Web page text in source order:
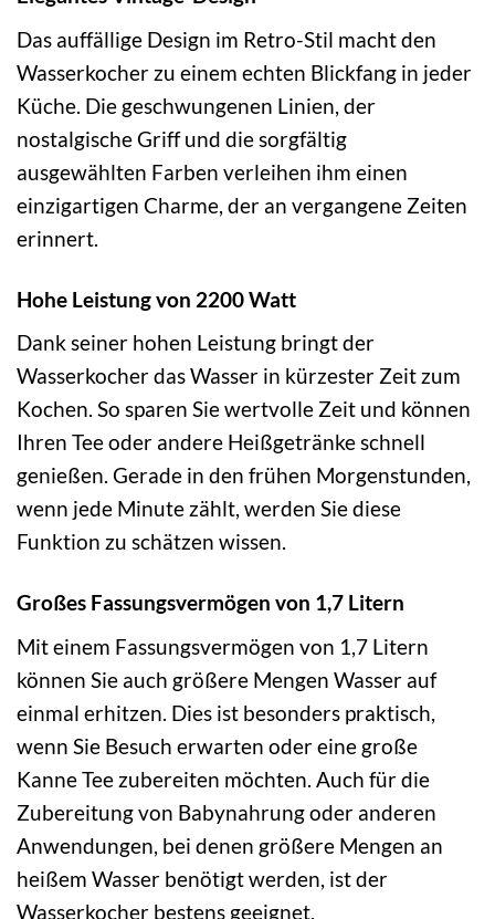
Das auffällige Design im Retro-Stil macht den
Wasserkocher zu einem echten Blickfang in jeder
Küche. Die geschwungenen Linien, der
nostalgische Griff und die sorgfältig
ausgewählten Farben verleihen ihm einen
einzigartigen Charme, der an vergangene Zeiten
erinnert.
Hohe Leistung von 2200 Watt
Dank seiner hohen Leistung bringt der
Wasserkocher das Wasser in kürzester Zeit zum
Kochen. So sparen Sie wertvolle Zeit und können
Ihren Tee oder andere Heißgetränke schnell
genießen. Gerade in den frühen Morgenstunden,
wenn jede Minute zählt, werden Sie diese
Funktion zu schätzen wissen.
Großes Fassungsvermögen von 1,7 Litern
Mit einem Fassungsvermögen von 1,7 Litern
können Sie auch größere Mengen Wasser auf
einmal erhitzen. Dies ist besonders praktisch,
wenn Sie Besuch erwarten oder eine große
Kanne Tee zubereiten möchten. Auch für die
Zubereitung von Babynahrung oder anderen
Anwendungen, bei denen größere Mengen an
heißem Wasser benötigt werden, ist der
Wasserkocher bestens geeignet.